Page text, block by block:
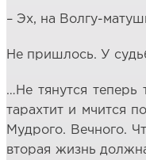
– Эх, на Волгу-
Не пришлось. У
…Не тянутся
тарахтит и мчится
Мудрого. Вечного.
вторая жизнь